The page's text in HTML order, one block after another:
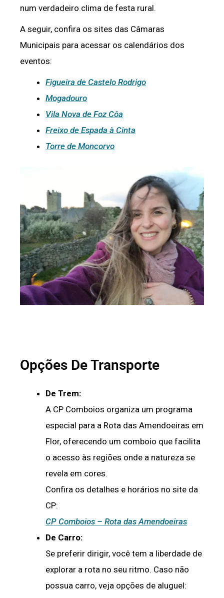
num verdadeiro clima de festa rural.
A seguir, confira os sites das Câmaras
Municipais para acessar os calendários dos
eventos:
Figueira de Castelo Rodrigo
Mogadouro
Vila Nova de Foz Côa
Freixo de Espada à Cinta
Torre de Moncorvo
Opções De Transporte
De Trem:
A CP Comboios organiza um programa
especial para a Rota das Amendoeiras em
Flor, oferecendo um comboio que facilita
o acesso às regiões onde a natureza se
revela em cores.
Confira os detalhes e horários no site da
CP:
CP Comboios – Rota das Amendoeiras
De Carro:
Se preferir dirigir, você tem a liberdade de
explorar a rota no seu ritmo. Caso não
possua carro, veja opções de aluguel: